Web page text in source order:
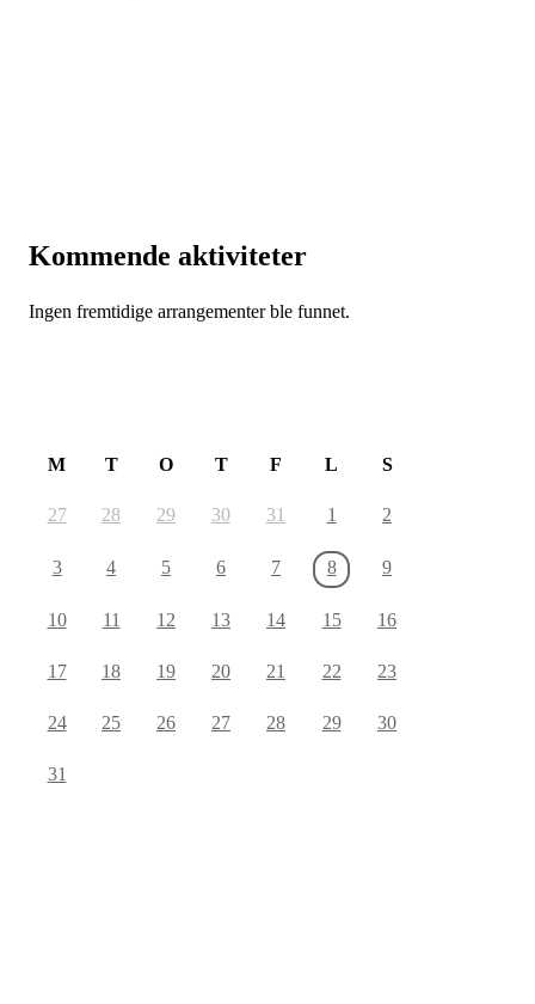
Kommende aktiviteter
Ingen fremtidige arrangementer ble funnet.
M T O T F L S
27 28 29 30 31 1 2
3 4 5 6 7 8 9
10 11 12 13 14 15 16
17 18 19 20 21 22 23
24 25 26 27 28 29 30
31